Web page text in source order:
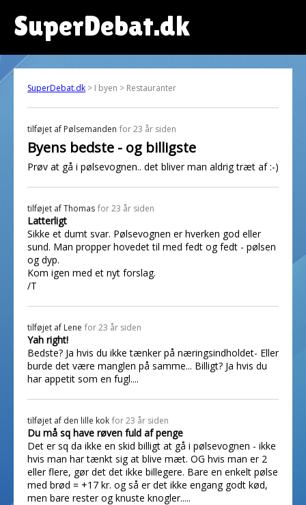
SuperDebat.dk
SuperDebat.dk > I byen > Restauranter
tilføjet af Pølsemanden for 23 år siden
Byens bedste - og billigste
Prøv at gå i pølsevognen.. det bliver man aldrig træt af :-)
tilføjet afThomas for 23 år siden
Latterligt
Sikke et dumt svar. Pølsevognen er hverken god eller
sund. Man propper hovedet til med fedt og fedt - pølsen
og dyp.
Kom igen med et nyt forslag.
/T
tilføjet af Lene for 23 år siden
Yah right!
Bedste? Ja hvis du ikke tænker på næringsindholdet- Eller
burde det være manglen på samme... Billigt? Ja hvis du
har appetit som en fugl....
tilføjet af den lille kok for 23 år siden
Du må sq have røven fuld af penge
Det er sq da ikke en skid billigt at gå i pølsevognen - ikke
hvis man har tænkt sig at blive mæt. OG hvis man er 2
eller flere, gør det det ikke billegere. Bare en enkelt pølse
med brød = +17 kr. og så er det ikke engang godt kød,
men bare rester og knuste knogler.....